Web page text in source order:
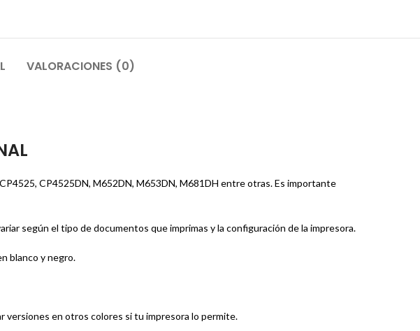
VALORACIONES (0)
CP4525DN, M652DN, M653DN, M681DH entre otras. Es importante
según el tipo de documentos que imprimas y la configuración de la impresora.
blanco y negro.
versiones en otros colores si tu impresora lo permite.